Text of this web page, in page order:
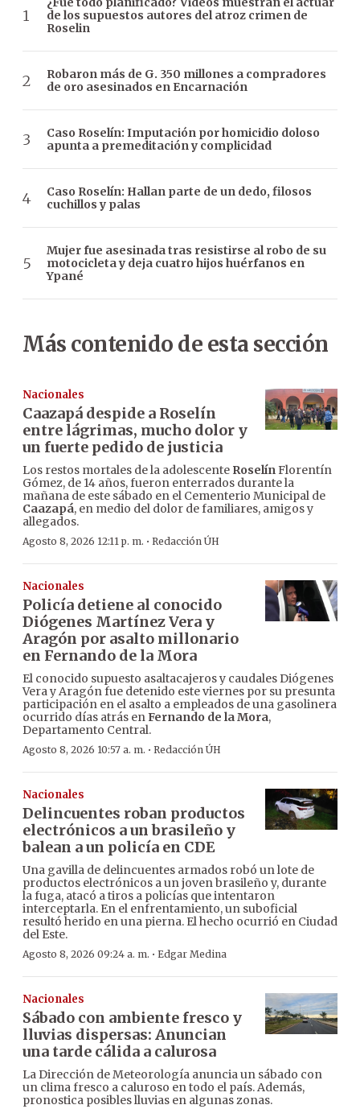
de los supuestos autores del atroz crimen de
Roselin
Robaron más de G. 350 millones a compradores
de oro asesinados en Encarnación
Caso Roselín: Imputación por homicidio doloso
apunta a premeditación y complicidad
Caso Roselín: Hallan parte de un dedo, filosos
cuchillos y palas
Mujer fue asesinada tras resistirse al robo de su
motocicleta y deja cuatro hijos huérfanos en
Ypané
Más contenido de esta sección
Nacionales
Caazapá despide a Roselín
entre lágrimas, mucho dolor y
un fuerte pedido de justicia
Los restos mortales de la adolescente RoselínFlorentín
Gómez, de 14 años, fueron enterrados durante la
mañana de este sábado en el Cementerio Municipal de
Caazapá, en medio del dolor de familiares, amigos y
allegados.
Agosto 8, 2026 12:11 p. m. · Redacción ÚH
Nacionales
Policía detiene al conocido
Diógenes Martínez Vera y
Aragón por asalto millonario
en Fernando de la Mora
El conocido supuesto asaltacajeros y caudales Diógenes
Vera y Aragón fue detenido este viernes por su presunta
participación en el asalto a empleados de una gasolinera
ocurrido días atrás enFernando de la Mora,
Departamento Central.
Agosto 8, 2026 10:57 a. m. · Redacción ÚH
Nacionales
Delincuentes roban productos
electrónicos a un brasileño y
balean a un policía en CDE
Una gavilla de delincuentes armados robó un lote de
productos electrónicos a un joven brasileño y, durante
la fuga, atacó a tiros a policías que intentaron
interceptarla. En el enfrentamiento, un suboficial
resultó herido en una pierna. El hecho ocurrió en Ciudad
del Este.
Agosto 8, 2026 09:24 a. m. · Edgar Medina
Nacionales
Sábado con ambiente fresco y
lluvias dispersas: Anuncian
una tarde cálida a calurosa
La Dirección de Meteorología anuncia un sábado con
un clima fresco a caluroso en todo el país. Además,
pronostica posibles lluvias en algunas zonas.